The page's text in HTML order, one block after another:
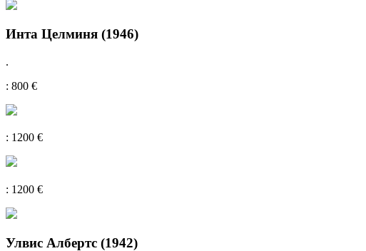
Инта Целминя (1946)
.
: 800 €
: 1200 €
: 1200 €
Улвис Албертс (1942)